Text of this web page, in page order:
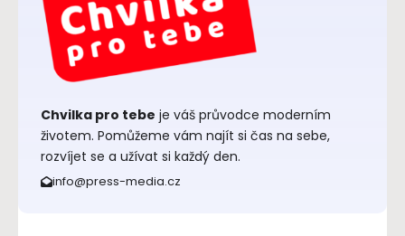
Chvilka pro tebe je váš průvodce moderním
životem. Pomůžeme vám najít si čas na sebe,
rozvíjet se a užívat si každý den.
info@press-media.cz